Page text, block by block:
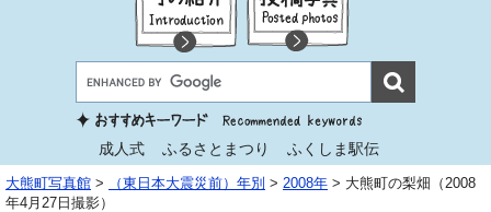
成人式 ふるさとまつり ふくしま駅伝
大熊町写真館 > （東日本大震災前）年別 > 2008年 > 大熊町の梨畑（2008
年4月27日撮影）